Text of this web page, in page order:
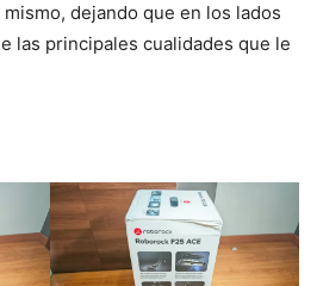
dejando que en los lados
las principales cualidades que le